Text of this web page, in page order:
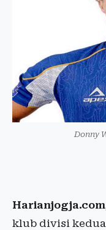
Donny
klub divisi